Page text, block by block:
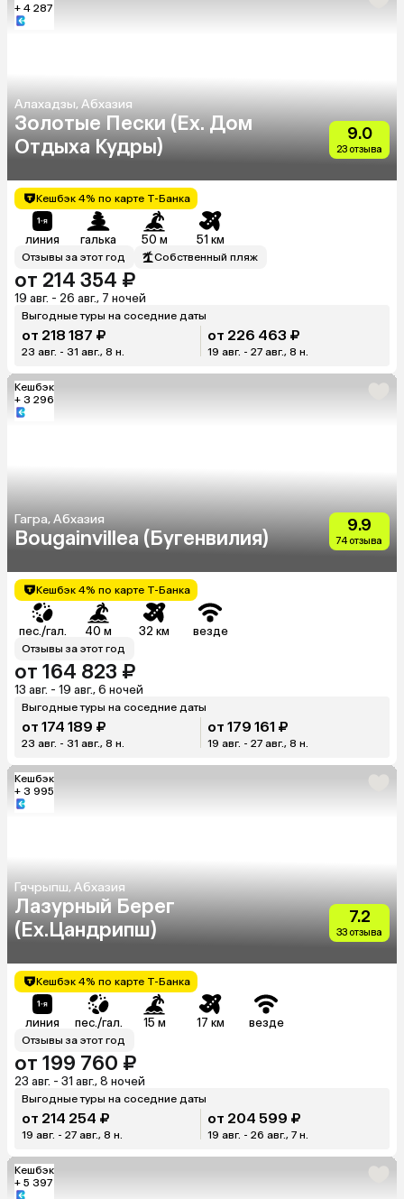
+ 4 287
Алахадзы, Абхазия
Золотые Пески (Ex. Дом
Отдыха Кудры)
9.0
23 отзыва
Кешбэк 4% по карте Т-Банка
линия галька 50 м 51 км
Отзывы за этот год Собственный пляж
от 214 354 ₽
19 авг. - 26 авг., 7 ночей
Выгодные туры на соседние даты
от 218 187 ₽
23 авг. - 31 авг., 8 н.
от 226 463 ₽
19 авг. - 27 авг., 8 н.
Кешбэк
+ 3 296
Гагра, Абхазия
Bougainvillea (Бугенвилия)
9.9
74 отзыва
Кешбэк 4% по карте Т-Банка
пес./гал. 40 м 32 км везде
Отзывы за этот год
от 164 823 ₽
13 авг. - 19 авг., 6 ночей
Выгодные туры на соседние даты
от 174 189 ₽
23 авг. - 31 авг., 8 н.
от 179 161 ₽
19 авг. - 27 авг., 8 н.
Кешбэк
+ 3 995
Гячрыпш, Абхазия
Лазурный Берег
(Ex.Цандрипш)
7.2
33 отзыва
Кешбэк 4% по карте Т-Банка
линия пес./гал. 15 м 17 км везде
Отзывы за этот год
от 199 760 ₽
23 авг. - 31 авг., 8 ночей
Выгодные туры на соседние даты
от 214 254 ₽
19 авг. - 27 авг., 8 н.
от 204 599 ₽
19 авг. - 26 авг., 7 н.
Кешбэк
+ 5 397